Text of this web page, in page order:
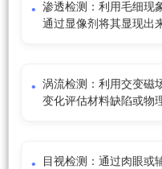
渗透检测：利用毛细现
通过显像剂将其显现出
涡流检测：利用交变磁
变化评估材料缺陷或物
目视检测：通过肉眼或